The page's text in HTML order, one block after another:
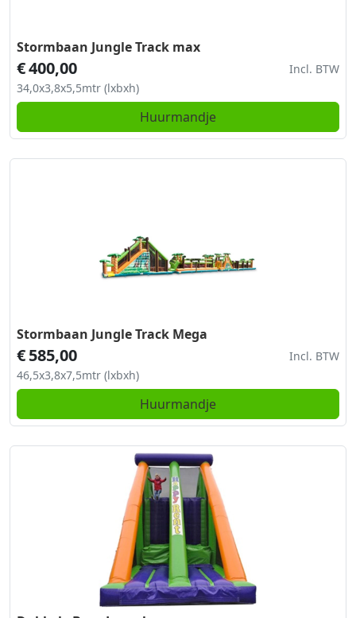
Stormbaan Jungle Track max
€400,00
Incl. BTW
34,0x3,8x5,5mtr (lxbxh)
Huurmandje
Stormbaan Jungle Track Mega
€585,00
Incl. BTW
46,5x3,8x7,5mtr (lxbxh)
Huurmandje